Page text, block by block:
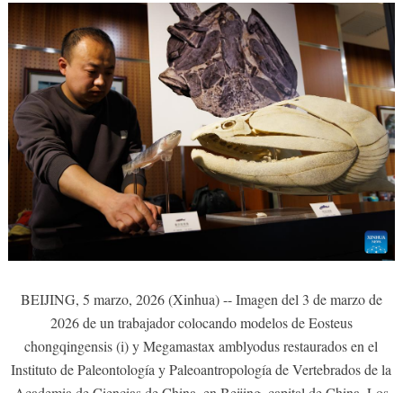
BEIJING, 5 marzo, 2026 (Xinhua) -- Imagen del 3 de marzo de
2026 de un trabajador colocando modelos de Eosteus
chongqingensis (i) y Megamastax amblyodus restaurados en el
Instituto de Paleontología y Paleoantropología de Vertebrados de la